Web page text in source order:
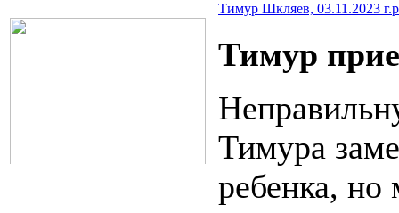
Тимур Шкляев, 03.11.2023
Тимур
Тимура
ребенка, но